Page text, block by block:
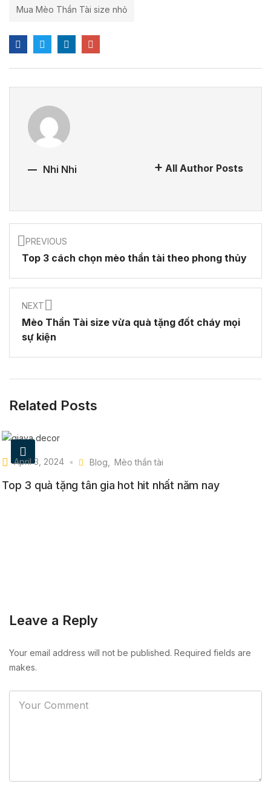
Mua Mèo Thần Tài size nhỏ
Nhi Nhi All Author Posts
PREVIOUS
Top 3 cách chọn mèo thần tài theo phong thủy
NEXT
Mèo Thần Tài size vừa quà tặng đốt cháy mọi
sự kiện
Related Posts
April 3, 2024 Blog Mèo thần tài
Top 3 quà tặng tân gia hot hit nhất năm nay
Leave a Reply
Your email address will not be published. Required fields are
makes.